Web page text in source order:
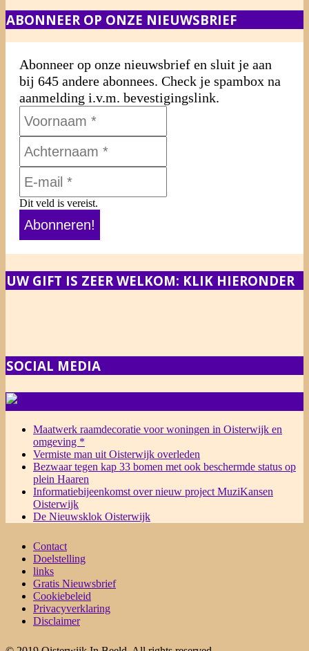
ABONNEER OP ONZE NIEUWSBRIEF
Abonneer op onze nieuwsbrief en sluit je aan
bij 645 andere abonnees. Check je spambox na
aanmelding i.v.m. bevestigingslink.
Dit veld is vereist.
UW GIFT IS ZEER WELKOM: KLIK HIERONDER
SOCIAL MEDIA
Maatwerk raamdecoratie voor woningen in Oisterwijk en
omgeving *
Vermiste man uit Oisterwijk overleden
Bezwaar tegen kap 33 bomen met ook beschermde status op
plein Haaren
Informatiebijeenkomst over nieuw project MuziKansen
Oisterwijk
De Nieuwsklok Oisterwijk
Contact
Doelstelling
links
Gratis Nieuwsbrief
Cookiebeleid
Privacyverklaring
Disclaimer